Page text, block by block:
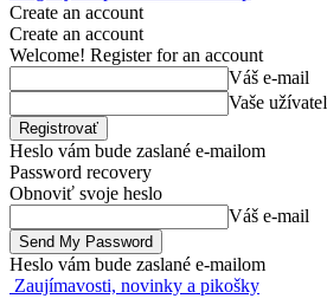
Create an account
Create an account
Welcome! Register for an account
Váš e-mail
Vaše
Heslo vám bude zaslané e-mailom
Password recovery
Obnoviť svoje heslo
Váš e-mail
Heslo vám bude zaslané e-mailom
Zaujímavosti, novinky a pikošky